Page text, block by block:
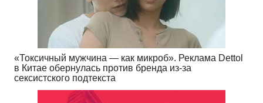
«Токсичный мужчина — как микроб». Реклама Dettol
в Китае обернулась против бренда из-за
сексистского подтекста